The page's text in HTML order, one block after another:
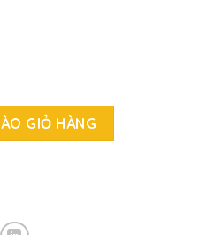
số lượng
GIỎ HÀNG